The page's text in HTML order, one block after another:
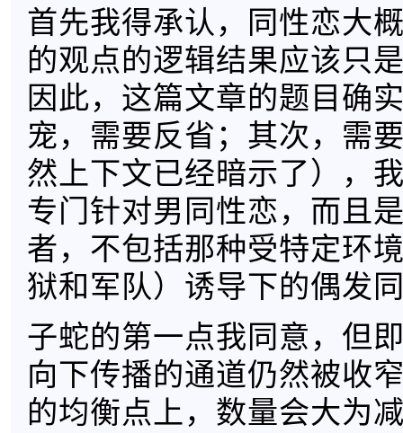
首先我得承认，同性恋大
的观点的逻辑结果应该只
因此，这篇文章的题目确
宠，需要反省；其次，需
然上下文已经暗示了），
专门针对男同性恋，而且
者，不包括那种受特定环
狱和军队）诱导下的偶发
子蛇的第一点我同意，但
向下传播的通道仍然被收
的均衡点上，数量会大为